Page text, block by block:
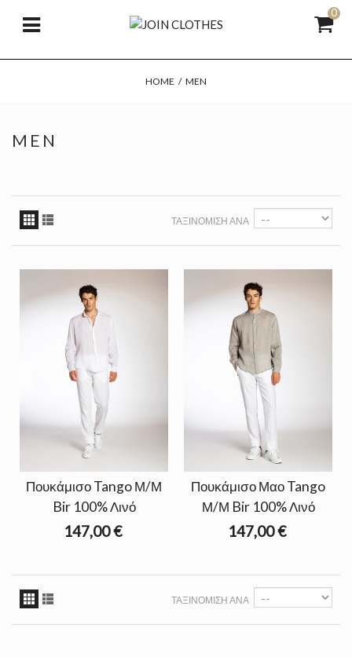
0
HOME / MEN
MEN
ΤΑΞΙΝΌΜΙΣΗ ΑΝΆ
Πουκάμισο Tango Μ/Μ
Bir 100% Λινό
147,00 €
Πουκάμισο Μαο Tango
Μ/Μ Bir 100% Λινό
147,00 €
ΤΑΞΙΝΌΜΙΣΗ ΑΝΆ